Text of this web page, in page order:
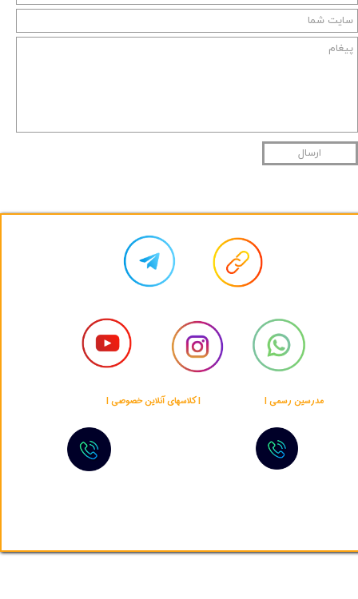
ارسال
​​مدرسین رسمی | | کلاسهای آنلاین خصوصی |